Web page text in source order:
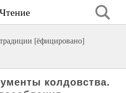
[ёфицировано]
колдовства.